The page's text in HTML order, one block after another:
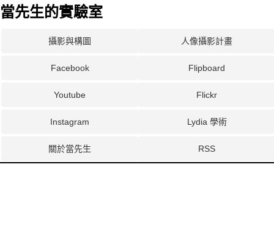
當先生的實驗室
攝影與構圖 人像攝影計畫
Facebook Flipboard
Youtube Flickr
Instagram Lydia 學術
關於當先生 RSS